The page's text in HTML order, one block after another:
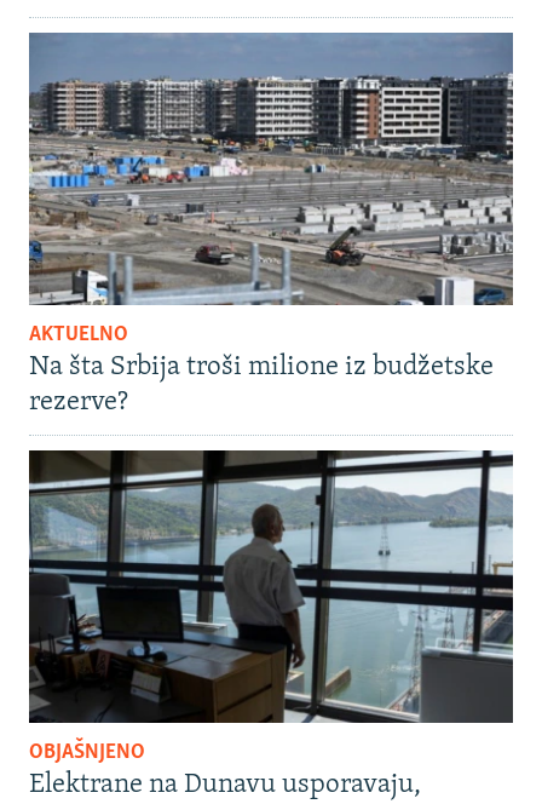
AKTUELNO
Na šta Srbija troši milione iz budžetske
rezerve?
OBJAŠNJENO
Elektrane na Dunavu usporavaju,